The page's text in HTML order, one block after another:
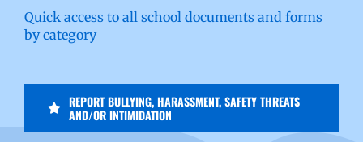
Quick access to all school documents and forms
by category
REPORT BULLYING, HARASSMENT, SAFETY THREATS
AND/OR INTIMIDATION